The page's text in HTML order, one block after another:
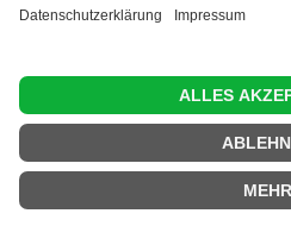
Diese Website benutzt Cookies,
erhöhen, der Direktwerbung
anderen Websites und
sollen, werden nur mit
Mehr